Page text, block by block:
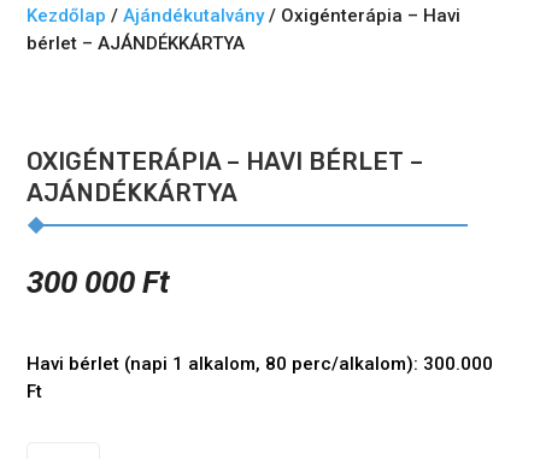
Kezdőlap /Ajándékutalvány/ Oxigénterápia – Havi
bérlet – AJÁNDÉKKÁRTYA
OXIGÉNTERÁPIA – HAVI BÉRLET –
AJÁNDÉKKÁRTYA
300 000Ft
Havi bérlet (napi 1 alkalom, 80 perc/alkalom): 300.000
Ft